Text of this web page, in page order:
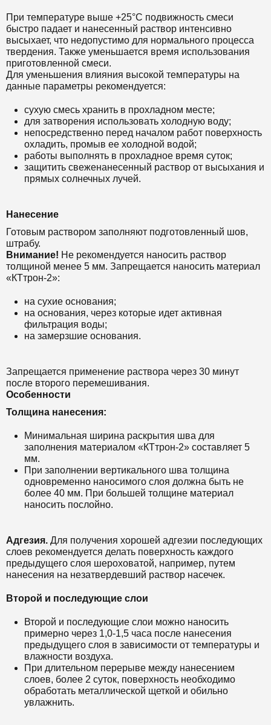
При температуре выше +25°С подвижность смеси
быстро падает и нанесенный раствор интенсивно
высыхает, что недопустимо для нормального процесса
твердения. Также уменьшается время использования
приготовленной смеси.
Для уменьшения влияния высокой температуры на
данные параметры рекомендуется:
сухую смесь хранить в прохладном месте;
для затворения использовать холодную воду;
непосредственно перед началом работ поверхность
охладить, промыв ее холодной водой;
работы выполнять в прохладное время суток;
защитить свеженанесенный раствор от высыхания и
прямых солнечных лучей.
Нанесение
Готовым раствором заполняют подготовленный шов,
штрабу.
Внимание! Не рекомендуется наносить раствор
толщиной менее 5 мм. Запрещается наносить материал
«КТтрон-2»:
на сухие основания;
на основания, через которые идет активная
фильтрация воды;
на замерзшие основания.
Запрещается применение раствора через 30 минут
после второго перемешивания.
Особенности
Толщина нанесения:
Минимальная ширина раскрытия шва для
заполнения материалом «КТтрон-2» составляет 5
мм.
При заполнении вертикального шва толщина
одновременно наносимого слоя должна быть не
более 40 мм. При большей толщине материал
наносить послойно.
Адгезия. Для получения хорошей адгезии последующих
слоев рекомендуется делать поверхность каждого
предыдущего слоя шероховатой, например, путем
нанесения на незатвердевший раствор насечек.
Второй и последующие слои
Второй и последующие слои можно наносить
примерно через 1,0-1,5 часа после нанесения
предыдущего слоя в зависимости от температуры и
влажности воздуха.
При длительном перерыве между нанесением
слоев, более 2 суток, поверхность необходимо
обработать металлической щеткой и обильно
увлажнить.